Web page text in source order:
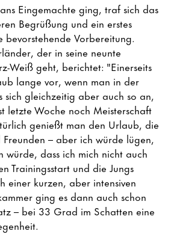
Eingemachte ging, traf sich das
Begrüßung und ein erstes
bevorstehende Vorbereitung.
der in seine neunte
Weiß geht, berichtet: "Einerseits
lange vor, wenn man in der
sich gleichzeitig aber auch so an,
letzte Woche noch Meisterschaft
genießt man den Urlaub, die
– aber ich würde lügen,
würde, dass ich mich nicht auch
Trainingsstart und die Jungs
einer kurzen, aber intensiven
ging es dann auch schon
– bei 33 Grad im Schatten eine